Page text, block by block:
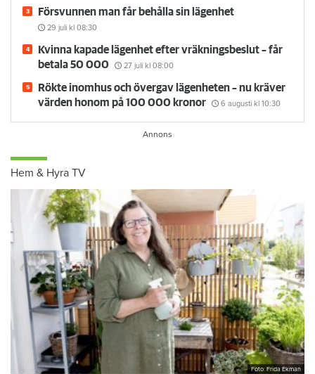
Försvunnen man får behålla sin lägenhet
29 juli kl 08:30
Kvinna kapade lägenhet efter vräkningsbeslut – får
betala 50 000
27 juli kl 08:00
Rökte inomhus och övergav lägenheten – nu kräver
värden honom på 100 000 kronor
6 augusti kl 10:30
Hem & Hyra TV
Foto: Frida Ekman